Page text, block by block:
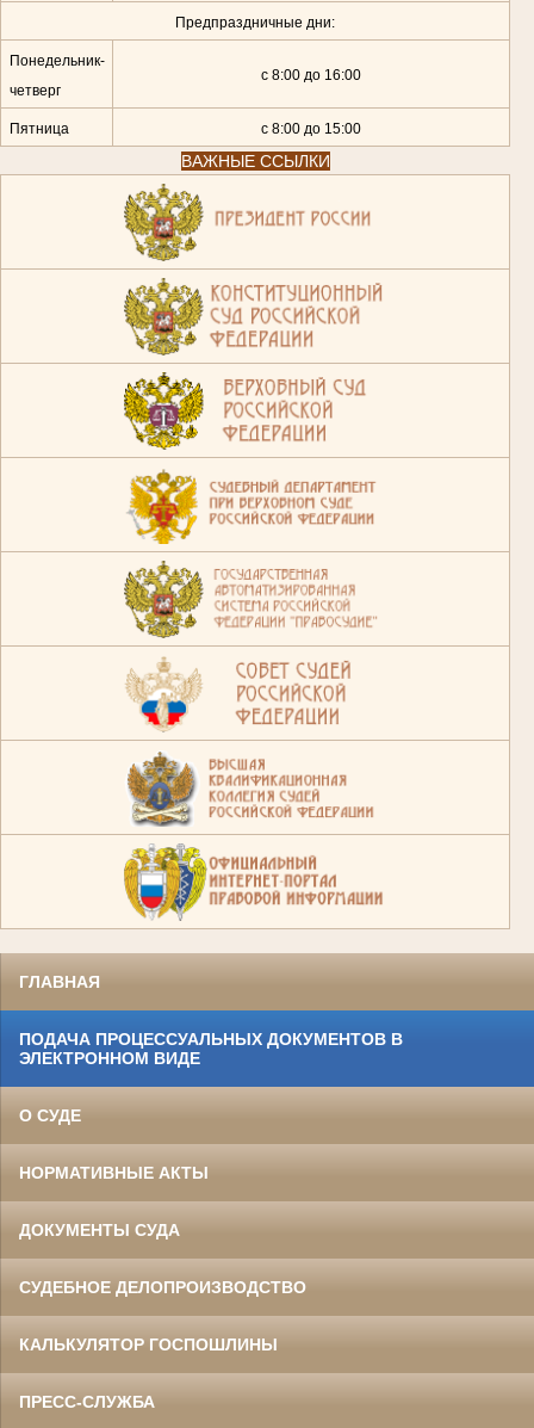
Предпраздничные дни:
Понедельник-
четверг
с 8:00 до 16:00
Пятница с 8:00 до 15:00
ВАЖНЫЕ ССЫЛКИ
ГЛАВНАЯ
ПОДАЧА ПРОЦЕССУАЛЬНЫХ ДОКУМЕНТОВ В
ЭЛЕКТРОННОМ ВИДЕ
О СУДЕ
НОРМАТИВНЫЕ АКТЫ
ДОКУМЕНТЫ СУДА
СУДЕБНОЕ ДЕЛОПРОИЗВОДСТВО
КАЛЬКУЛЯТОР ГОСПОШЛИНЫ
ПРЕСС-СЛУЖБА